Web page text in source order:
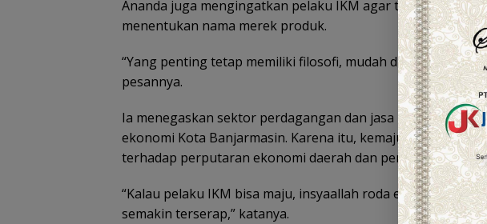
Ananda juga mengingatkan pelaku IKM agar tidak terlalu
menentukan nama merek produk.
“Yang penting tetap memiliki filosofi, mudah diingat, dan
pesannya.
Ia menegaskan sektor perdagangan dan jasa menjadi
ekonomi Kota Banjarmasin. Karena itu, kemajuan pelaku
terhadap perputaran ekonomi daerah dan penyerapan
“Kalau pelaku IKM bisa maju, insyaallah roda ekonomi
semakin terserap,” katanya.